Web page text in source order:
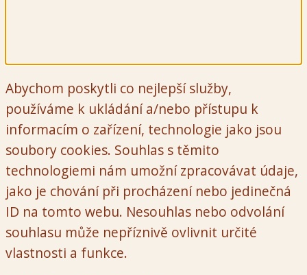
Abychom poskytli co nejlepší služby,
používáme k ukládání a/nebo přístupu k
informacím o zařízení, technologie jako jsou
soubory cookies. Souhlas s těmito
technologiemi nám umožní zpracovávat údaje,
jako je chování při procházení nebo jedinečná
ID na tomto webu. Nesouhlas nebo odvolání
souhlasu může nepříznivě ovlivnit určité
vlastnosti a funkce.